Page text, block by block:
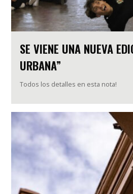
SE VIENE UNA NUEVA
URBANA”
Todos los detalles en esta nota!